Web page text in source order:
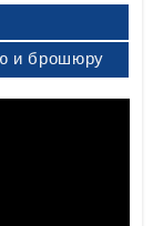
и брошюру